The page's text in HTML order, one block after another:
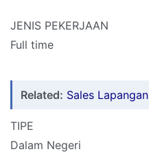
JENIS PEKERJAAN
Full time
Related: Sales Lapangan
TIPE
Dalam Negeri